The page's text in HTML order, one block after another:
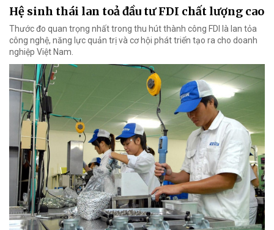
Hệ sinh thái lan toả đầu tư FDI chất lượng cao
Thước đo quan trọng nhất trong thu hút thành công FDI là lan tỏa
công nghệ, năng lực quản trị và cơ hội phát triển tạo ra cho doanh
nghiệp Việt Nam.